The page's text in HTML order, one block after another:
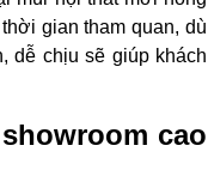
gian tham quan, dù
dễ chịu sẽ giúp khách
cao